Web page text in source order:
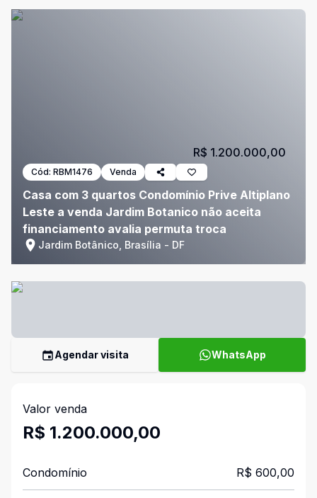
Cód: RBM1476 Venda
Casa com 3 quartos Condomínio Prive Altiplano
Leste a venda Jardim Botanico não aceita
financiamento avalia permuta troca
Jardim Botânico, Brasília - DF
R$ 1.200.000,00
Agendar visita WhatsApp
Valor venda
R$ 1.200.000,00
Condomínio R$ 600,00